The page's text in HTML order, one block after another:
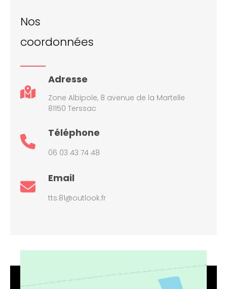
Nos
coordonnées
Adresse
Zone Albipole, 8 avenue de la Martelle
81150 Terssac
Téléphone
06 03 43 74 48
Email
tts.81@outlook.fr